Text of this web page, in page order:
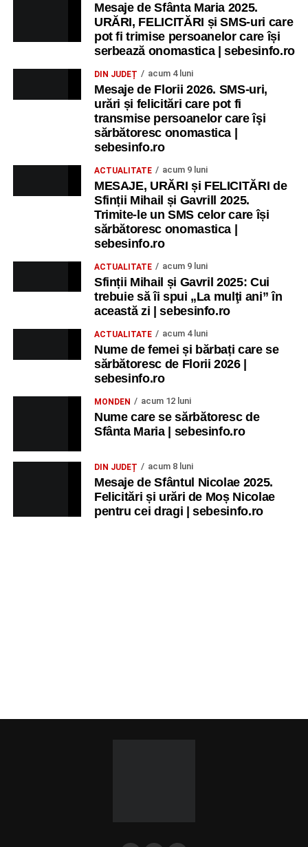
Mesaje de Sfânta Maria 2025.
URĂRI, FELICITĂRI și SMS-uri care
pot fi trimise persoanelor care își
serbează onomastica | sebesinfo.ro
DIN JUDEȚ acum 4 luni
Mesaje de Florii 2026. SMS-uri,
urări și felicitări care pot fi
transmise persoanelor care îşi
sărbătoresc onomastica |
sebesinfo.ro
ACTUALITATE acum 9 luni
MESAJE, URĂRI și FELICITĂRI de
Sfinții Mihail și Gavrill 2025.
Trimite-le un SMS celor care își
sărbătoresc onomastica |
sebesinfo.ro
ACTUALITATE acum 9 luni
Sfinții Mihail și Gavril 2025: Cui
trebuie să îi spui „La mulţi ani” în
această zi | sebesinfo.ro
ACTUALITATE acum 4 luni
Nume de femei și bărbați care se
sărbătoresc de Florii 2026 |
sebesinfo.ro
MONDEN acum 12 luni
Nume care se sărbătoresc de
Sfânta Maria | sebesinfo.ro
DIN JUDEȚ acum 8 luni
Mesaje de Sfântul Nicolae 2025.
Felicitări și urări de Moș Nicolae
pentru cei dragi | sebesinfo.ro